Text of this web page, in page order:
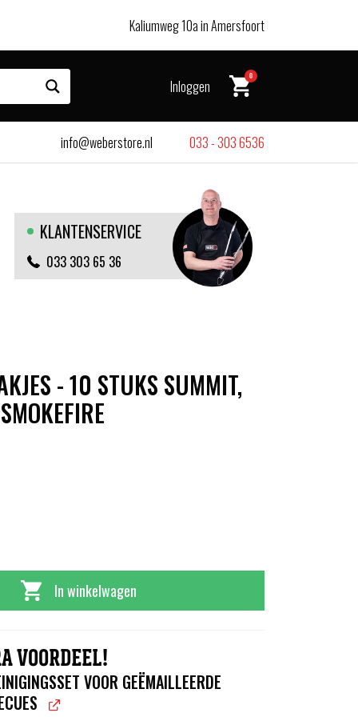
Kaliumweg 10a in Amersfoort
Inloggen
0
info@weberstore.nl 033 - 303 6536
KLANTENSERVICE
033 303 65 36
- 10 STUKS SUMMIT,
In winkelwagen
VOORDEEL!
VOOR GEËMAILLEERDE